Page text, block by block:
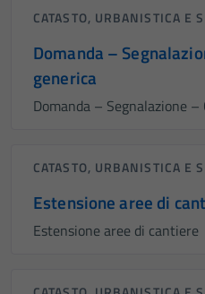
CATASTO, URBANISTICA E
Domanda –
generica
Domanda – Segnalazione
CATASTO, URBANISTICA E
Estensione aree di
Estensione aree di cantiere